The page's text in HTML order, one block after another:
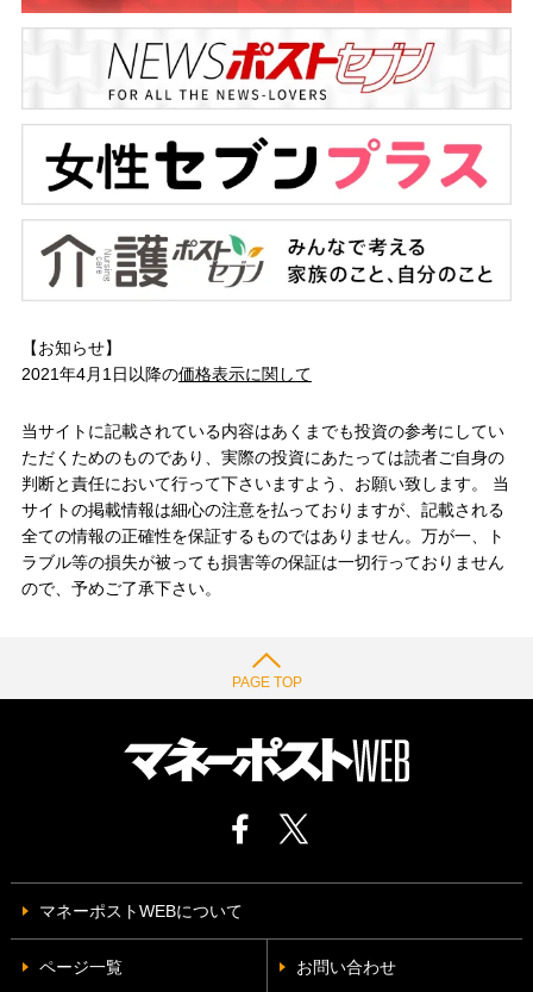
【お知らせ】
2021年4月1日以降の価格表示に関して
当サイトに記載されている内容はあくまでも投資の参考にしてい
ただくためのものであり、実際の投資にあたっては読者ご自身の
判断と責任において行って下さいますよう、お願い致します。 当
サイトの掲載情報は細心の注意を払っておりますが、記載される
全ての情報の正確性を保証するものではありません。万が一、ト
ラブル等の損失が被っても損害等の保証は一切行っておりません
ので、予めご了承下さい。
PAGE TOP
マネーポストWEBについて
ページ一覧 お問い合わせ